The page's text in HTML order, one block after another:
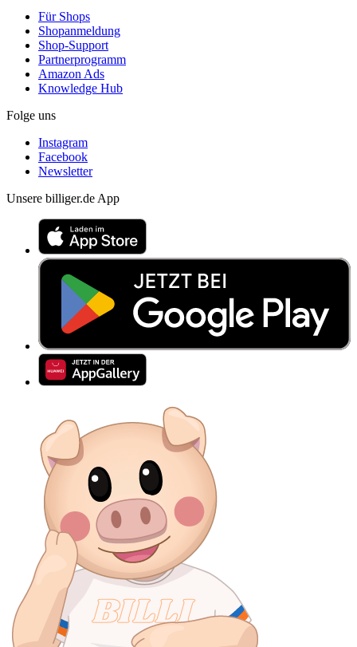
Für Shops
Shopanmeldung
Shop-Support
Partnerprogramm
Amazon Ads
Knowledge Hub
Folge uns
Instagram
Facebook
Newsletter
Unsere billiger.de App